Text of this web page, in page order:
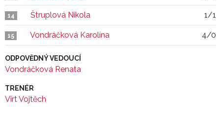
14 Štruplová Nikola 1/1
15 Vondráčková Karolína 4/0
ODPOVĚDNÝ VEDOUCÍ
Vondráčková Renata
TRENÉR
Virt Vojtěch